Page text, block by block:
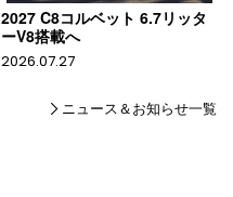
2027 C8コルベット 6.7リッタ
ーV8搭載へ
2026.07.27
ニュース＆お知らせ一覧